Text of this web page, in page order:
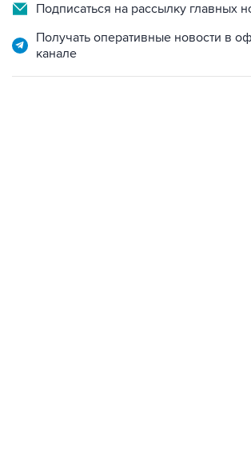
Подписаться на рассылку главных
Получать оперативные новости в
канале